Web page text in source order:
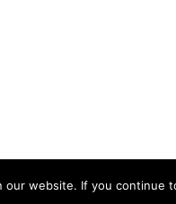
website. If you continue